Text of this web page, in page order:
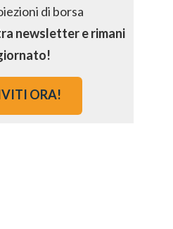
newsletter e rimani
ORA!